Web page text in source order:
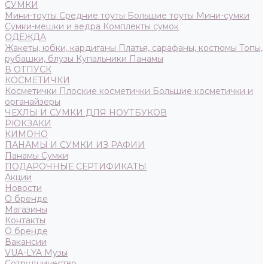
СУМКИ
Мини-тоуты Средние тоуты Большие тоуты Мини-сумки
Сумки-мешки и ведра Комплекты сумок
ОДЕЖДА
Жакеты, юбки, кардиганы Платья, сарафаны, костюмы Топы,
рубашки, блузы Купальники Панамы
В ОТПУСК
КОСМЕТИЧКИ
Косметички Плоские косметички Большие косметички и
органайзеры
ЧЕХЛЫ И СУМКИ ДЛЯ НОУТБУКОВ
РЮКЗАКИ
КИМОНО
ПАНАМЫ И СУМКИ ИЗ РАФИИ
Панамы Сумки
ПОДАРОЧНЫЕ СЕРТИФИКАТЫ
Акции
Новости
О бренде
Магазины
Контакты
О бренде
Вакансии
VUA-LYA Музы